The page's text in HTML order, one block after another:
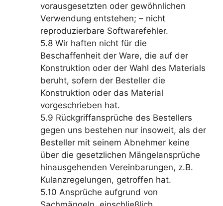
vorausgesetzten oder gewöhnlichen
Verwendung entstehen; – nicht
reproduzierbare Softwarefehler.
5.8 Wir haften nicht für die
Beschaffenheit der Ware, die auf der
Konstruktion oder der Wahl des Materials
beruht, sofern der Besteller die
Konstruktion oder das Material
vorgeschrieben hat.
5.9 Rückgriffansprüche des Bestellers
gegen uns bestehen nur insoweit, als der
Besteller mit seinem Abnehmer keine
über die gesetzlichen Mängelansprüche
hinausgehenden Vereinbarungen, z.B.
Kulanzregelungen, getroffen hat.
5.10 Ansprüche aufgrund von